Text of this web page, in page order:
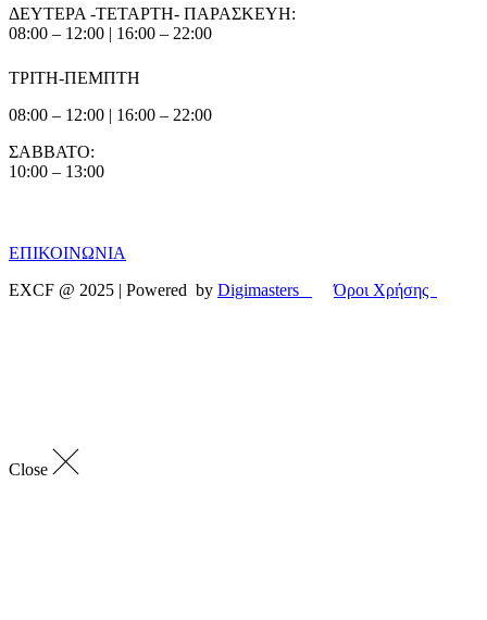
Weightlifting
ΔΕΥΤΕΡΑ -ΤΕΤΑΡΤΗ- ΠΑΡΑΣΚΕΥΗ:
08:00 – 12:00 | 16:00 – 22:00
ΤΡΙΤΗ-ΠΕΜΠΤΗ
08:00 – 12:00 | 16:00 – 22:00
ΣΑΒΒΑΤΟ:
10:00 – 13:00
ΕΠΙΚΟΙΝΩΝΙΑ
EXCF @ 2025 | Powered by Digimasters Όροι Χρήσης
Close